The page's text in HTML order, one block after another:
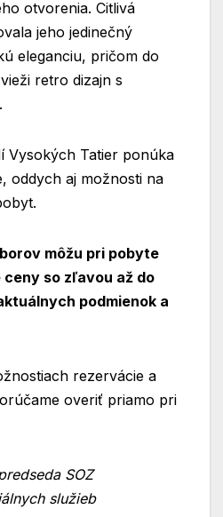
otvorenia. Citlivá
jeho jedinečný
eleganciu, pričom do
retro dizajn s
Vysokých Tatier ponúka
oddych aj možnosti na
môžu pri pobyte
so zľavou až do
podmienok a
rezervácie a
overiť priamo pri
SOZ
služieb